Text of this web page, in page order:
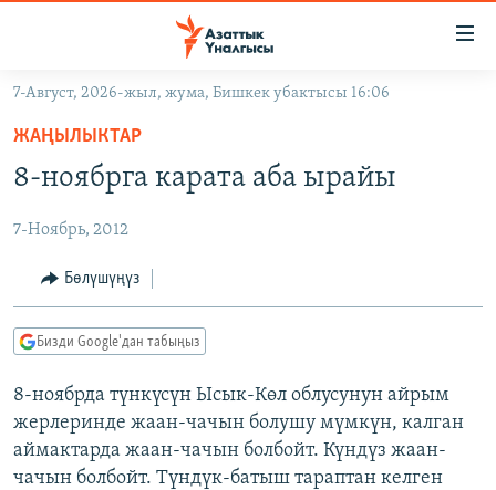
Навигацияга
өтүңүз
салыңыз
КЫРГЫЗСТАН
КЫРГЫЗСТАН
САЯСАТ
ЭКОНОМИКА
ДҮЙНӨ
БОРБОР АЗИЯ
УКРАИНА
АТАЙЫН ИЛИКТӨӨ
БҮГҮН АЗАТТЫКТА
ЭКСПЕРТТЕР ТАЛДАЙТ
БИЗ ЖАНА ДҮЙНӨ
ДАНИСТЕ
ПОДКАСТ
ӨЗГӨЧӨ ПИКИР
Русский
7-Август, 2026-жыл, жума, Бишкек убактысы 16:06
ЖАҢЫЛЫКТАР
8-ноябрга карата аба ырайы
7-Ноябрь, 2012
Бөлүшүңүз
Бизди Google'дан табыңыз
8-ноябрда түнкүсүн Ысык-Көл облусунун айрым
жерлеринде жаан-чачын болушу мүмкүн, калган
аймактарда жаан-чачын болбойт. Күндүз жаан-
чачын болбойт. Түндүк-батыш тараптан келген